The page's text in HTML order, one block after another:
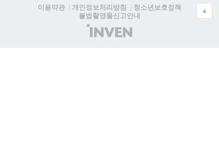
이용약관
개인정보처리방침
청소년보호정책
불법촬영물신고안내
(주)
인
▲